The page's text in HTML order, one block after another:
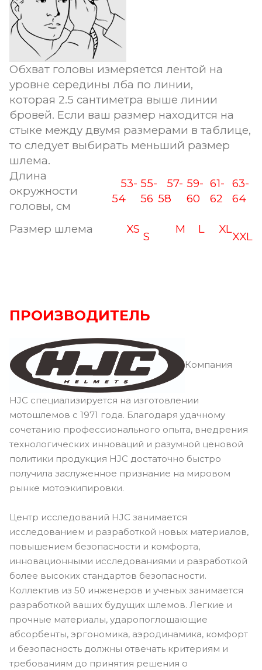
Обхват головы измеряется лентой на
уровне середины лба по линии,
которая 2.5 сантиметра выше линии
бровей. Если ваш размер находится на
стыке между двумя размерами в таблице,
то следует выбирать меньший размер
шлема.
Длина
окружности
головы, см
53-
54
55-
56
57-
58
59-
60
61-
62
63-
64
Размер шлема XS
S
M L XL
XXL
ПРОИЗВОДИТЕЛЬ
Компания
HJC специализируется на изготовлении
мотошлемов с 1971 года. Благодаря удачному
сочетанию профессионального опыта, внедрения
технологических инноваций и разумной ценовой
политики продукция HJC достаточно быстро
получила заслуженное признание на мировом
рынке мотоэкипировки.
Центр исследований HJC занимается
исследованием и разработкой новых материалов,
повышением безопасности и комфорта,
инновационными исследованиями и разработкой
более высоких стандартов безопасности.
Коллектив из 50 инженеров и ученых занимается
разработкой ваших будущих шлемов. Легкие и
прочные материалы, ударопоглощающие
абсорбенты, эргономика, аэродинамика, комфорт
и безопасность должны отвечать критериям и
требованиям до принятия решения о